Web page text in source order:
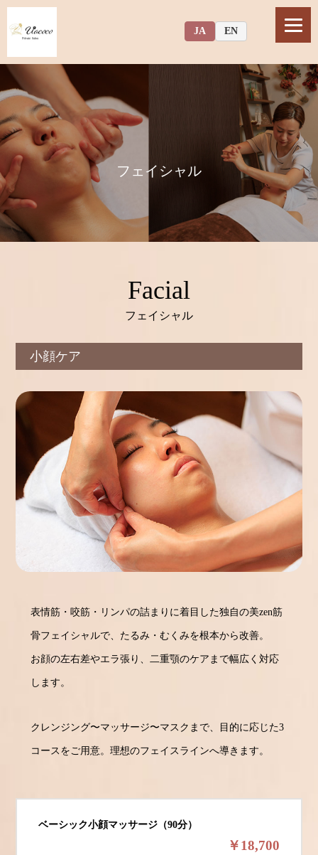
JA EN
フェイシャル
Facial
フェイシャル
小顔ケア
表情筋・咬筋・リンパの詰まりに着目した独自の美zen筋
骨フェイシャルで、たるみ・むくみを根本から改善。
お顔の左右差やエラ張り、二重顎のケアまで幅広く対応
します。
クレンジング〜マッサージ〜マスクまで、目的に応じた3
コースをご用意。理想のフェイスラインへ導きます。
ベーシック小顔マッサージ（90分）
￥18,700